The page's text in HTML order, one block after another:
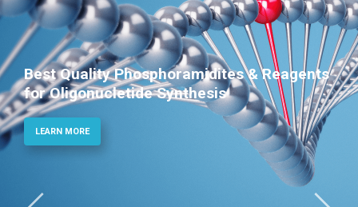
Phosphoramidites for
Therapeutic Applications